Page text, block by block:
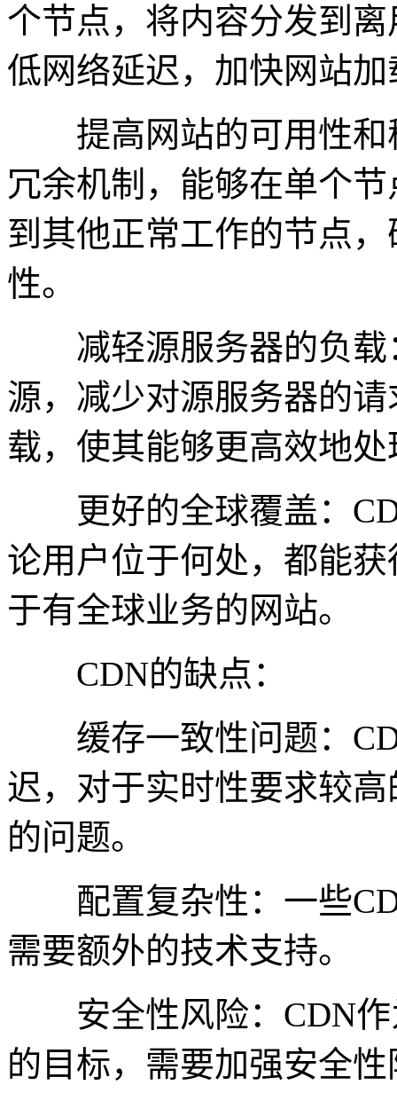
个节点，将内容分发到
低网络延迟，加快网站
提高网站的可用性和
冗余机制，能够在单个
到其他正常工作的节点
性。
减轻源服务器的负载
源，减少对源服务器的
载，使其能够更高效地
更好的全球覆盖：
论用户位于何处，都能
于有全球业务的网站。
CDN的缺点：
缓存一致性问题：
迟，对于实时性要求较
的问题。
配置复杂性：一些
需要额外的技术支持。
安全性风险：CDN作
的目标，需要加强安全